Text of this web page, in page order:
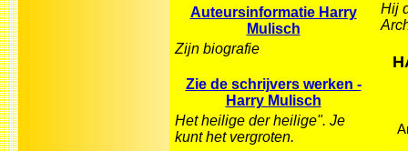
Auteursinformatie Harry
Mulisch
Zijn biografie
Zie de schrijvers werken -
Harry Mulisch
Het heilige der heilige". Je
kunt het vergroten.
Hij